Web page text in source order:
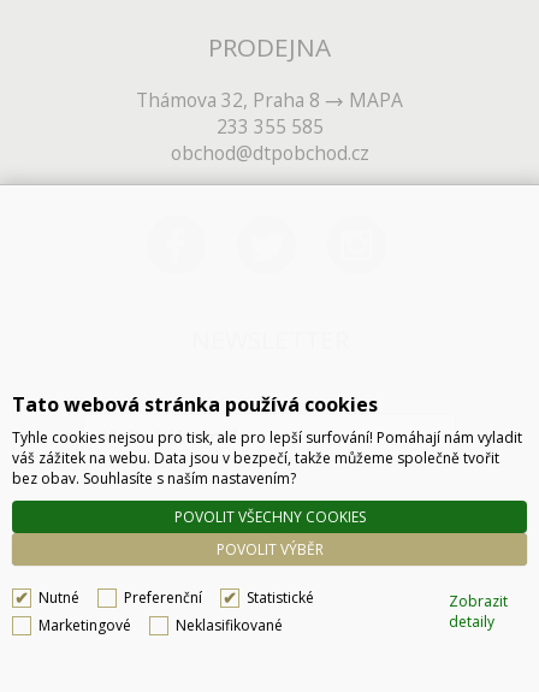
PRODEJNA
Thámova 32, Praha 8
MAPA
233 355 585
obchod@dtpobchod.cz
ODESLAT
Tato webová stránka používá cookies
Tyhle cookies nejsou pro tisk, ale pro lepší surfování! Pomáhají nám vyladit
váš zážitek na webu. Data jsou v bezpečí, takže můžeme společně tvořit
bez obav. Souhlasíte s naším nastavením?
POVOLIT VÝBĚR
POVOLIT VŠECHNY COOKIES
Nutné Preferenční
Statistické
Marketingové
Neklasifikované
Zobrazit
detaily